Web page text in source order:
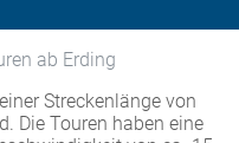
ab Erding
Streckenlänge von
Die Touren haben eine